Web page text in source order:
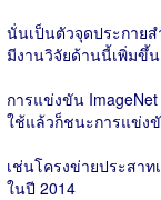
นั่นเป็นตัวจุดประกาย
มีงานวิจัยด้านนี้เพิ่มขึ้
การแข่งขัน
ใช้แล้วก็ชนะการแข่ง
เช่นโครงข่ายประสา
ในปี 2014